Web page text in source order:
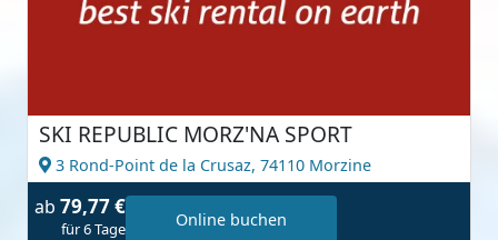
SKI REPUBLIC MORZ'NA SPORT
3 Rond-Point de la Crusaz, 74110 Morzine
ab 79,77 €
für 6 Tage Online buchen